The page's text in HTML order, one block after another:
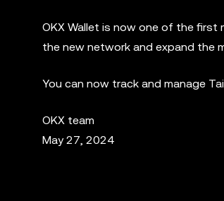
OKX Wallet is now one of the
the new network and expand the
You can now track and manage
OKX team
May 27, 2024